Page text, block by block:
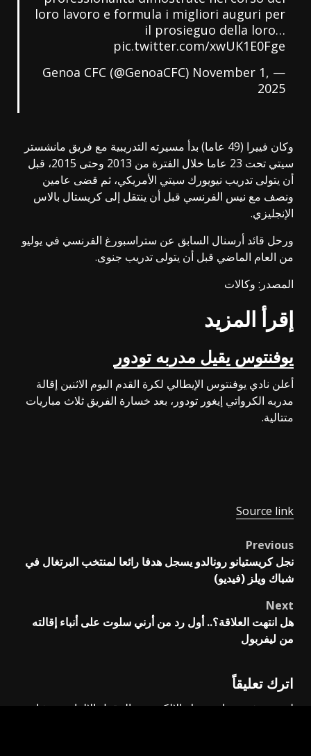
loro lavoro e formula i migliori auguri per
il prosieguo della loro…
pic.twitter.com/xwUK1E0Fge
— Genoa CFC (@GenoaCFC)
November 1,
2025
وكان فييرا (49 عاما) بدأ مسيرته التدريبية مع فريق مانشستر
سيتي تحت 23 عاما خلال الفترة من 2013 وحتى 2015، قبل
أن يتولى تدريب نيويورك سيتي الأمريكي، ثم قضى عامين
ونصف مع نيس الفرنسي قبل أن ينتقل إلى كريستال بالاس
الإنجليزي.
ورحل قائد أرسنال السابق عن ستراسبورغ الفرنسي في يوليو
من العام الماضي قبل أن يتولى تدريب جنوى.
المصدر: وكالات
إقرأ المزيد
يوفنتوس يقيل مدربه تودور
أعلن نادي يوفنتوس الإيطالي لكرة القدم اليوم الاثنين إقالة
مدربه الكرواتي إيغور تودور، بعد خسارة الفريق ثلاث مباريات
متتالية.
Source link
Post
navigation
Previous
نجل كريستيانو رونالدو يسجل هدفا رائعا لمنتخب البرتغال في
شباك ويلز (فيديو)
Next
هل انتهت العلاقة؟.. أول رد من أرني سلوت على أنباء إقالته
من ليفربول
اترك تعليقاً
لن يتم نشر عنوان بريدك الإلكتروني.
الحقول الإلزامية مشار